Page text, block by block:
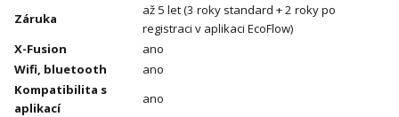
Záruka
až 5 let (3 roky standard + 2 roky po
registraci v aplikaci EcoFlow)
X-Fusion
ano
Wifi, bluetooth
ano
Kompatibilita s
aplikací
ano